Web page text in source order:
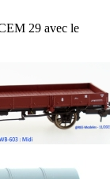
29 avec le